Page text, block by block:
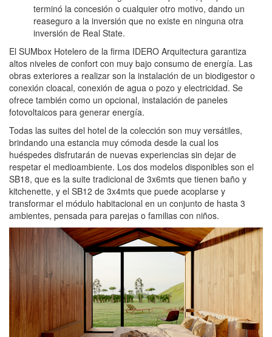
terminó la concesión o cualquier otro motivo, dando un
reaseguro a la inversión que no existe en ninguna otra
inversión de Real State.
El SUMbox Hotelero de la firma IDERO Arquitectura garantiza
altos niveles de confort con muy bajo consumo de energía. Las
obras exteriores a realizar son la instalación de un biodigestor o
conexión cloacal, conexión de agua o pozo y electricidad. Se
ofrece también como un opcional, instalación de paneles
fotovoltaicos para generar energía.
Todas las suites del hotel de la colección son muy versátiles,
brindando una estancia muy cómoda desde la cual los
huéspedes disfrutarán de nuevas experiencias sin dejar de
respetar el medioambiente. Los dos modelos disponibles son el
SB18, que es la suite tradicional de 3x6mts que tienen baño y
kitchenette, y el SB12 de 3x4mts que puede acoplarse y
transformar el módulo habitacional en un conjunto de hasta 3
ambientes, pensada para parejas o familias con niños.